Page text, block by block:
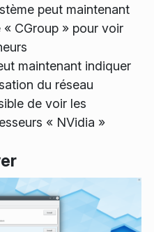
peut maintenant
CGroup » pour voir
maintenant indiquer
du réseau
de voir les
« NVidia »